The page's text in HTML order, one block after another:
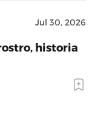
Jul 30, 2026
historia